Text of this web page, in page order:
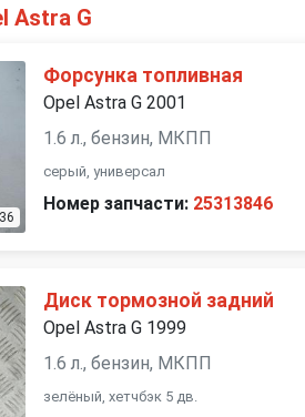
Astra G
Форсунка топливная
Opel Astra G 2001
1.6 л., бензин, МКПП
серый, универсал
Номер запчасти: 25313846
Диск тормозной задний
Opel Astra G 1999
1.6 л., бензин, МКПП
зелёный, хетчбэк 5 дв.